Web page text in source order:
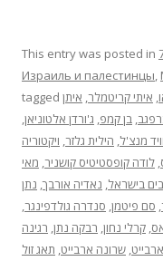
This entry was posted in
Израиль и палестинцы,
tagged
, איתי קריטמלר, איתן
, בן קמפ, ג'ורדן אלטוניאן,
מנצ'ל, הילית גלזר, ויקטוריה
, לודה קופסטיטיס קושניר, מאי
בישראל, נאדיה אורבך, נתן
, סם פיטמן, סנדרה גולדפינגר,
, קרלי נחון, רבקה נתן, רגינה
, שרונה ארבייט, תאג זול